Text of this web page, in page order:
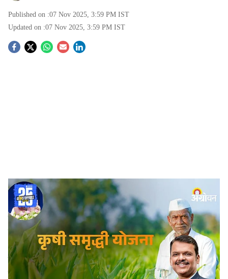
Published on :07 Nov 2025, 3:59 PM IST
Updated on :07 Nov 2025, 3:59 PM IST
S
h
a
r
e
Krushi Samruddhi Scheme Agrowon
Devendra Fadanvis : राज्य सरकारने २०२५-२६ साठी कृषी
समृद्धी योजनेच्या अंतर्गत भांडवली गुंतवणुकीसाठी भर देण्यात येणाऱ्या
घटकांसाठी शुक्रवारी (ता.७) मान्यता दिली आहे. कृषी क्षेत्रात
भांडवली गुंतवणूक आणि पायाभूत सुविधा निर्मितीसाठी गुंतवणूक
करण्याचा निर्णय राज्य सरकारने घेतला आहे. कृषी समृद्धी योजनेतून
ट्रॅक्टर चलित रुंद सरी वरंबा यंत्र, वैयक्तिक शेततळे, शेतकरी